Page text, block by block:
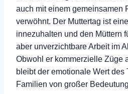
auch mit einem gemeinsamen
verwöhnt. Der Muttertag ist
innezuhalten und den Müttern
aber unverzichtbare Arbeit im
Obwohl er kommerzielle Züge
bleibt der emotionale Wert des
Familien von großer